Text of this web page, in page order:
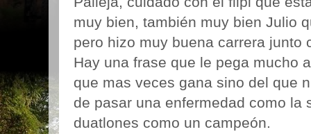
muy bien, también muy bien Julio
pero hizo muy buena carrera junto
Hay una frase que le pega mucho
que mas veces gana sino del que
de pasar una enfermedad como la
duatlones como un campeón.